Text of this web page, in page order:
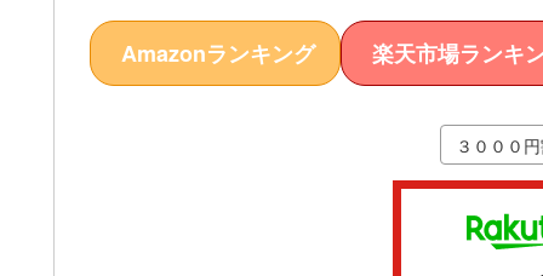
Amazonランキング 楽天市場ランキ
３０００